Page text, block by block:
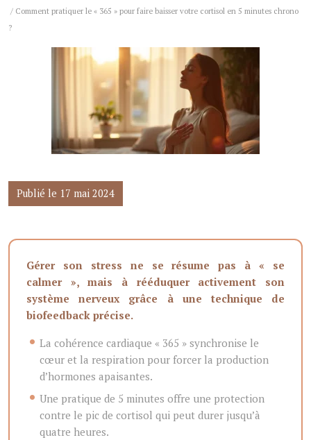
/ Comment pratiquer le « 365 » pour faire baisser votre cortisol en 5 minutes chrono
?
Publié le 17 mai 2024
Gérer son stress ne se résume pas à « se
calmer », mais à rééduquer activement son
système nerveux grâce à une technique de
biofeedback précise.
La cohérence cardiaque « 365 » synchronise le
cœur et la respiration pour forcer la production
d’hormones apaisantes.
Une pratique de 5 minutes offre une protection
contre le pic de cortisol qui peut durer jusqu’à
quatre heures.